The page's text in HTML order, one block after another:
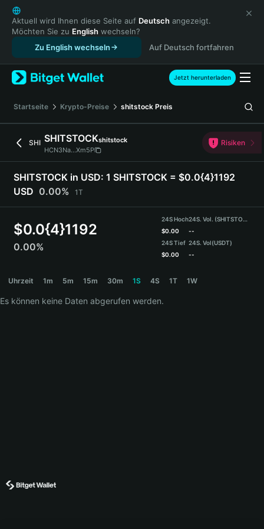
English
日本語
Tiếng Việt
Русский
Español (Latinoamérica)
Türkçe
Français
Deutsch
繁體中文
Português (Portugal)
Bahasa Indonesia
ภาษาไทย
हिन्दी
Español
Português (Brasil)
Aktuell wird Ihnen diese Seite auf Deutsch angezeigt.
Möchten Sie zu English wechseln?
Zu English wechseln
Auf Deutsch fortfahren
Jetzt herunterladen
Startseite Krypto-Preise shitstock Preis
SHI SHITSTOCKshitstock
HCN3Na...Xm5P
Risiken
SHITSTOCK in USD: 1 SHITSTOCK = $0.0{4}1192
USD 0.00% 1T
$0.0{4}1192
0.00%
24S Hoch
$0.00
24S Tief
$0.00
24S. Vol. (SHITSTOCK)
--
24S. Vol(USDT)
--
Uhrzeit 1m 5m 15m 30m 1S 4S 1T 1W
Es können keine Daten abgerufen werden.